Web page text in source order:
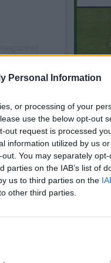
Personal Information
or processing of your
use the below opt-out
out request is processed
information utilized by us
You may separately
on the IAB’s list of
us to third parties on the
other third parties.
"La
fare, la
diverse
non
"Napoli,
grandi
del